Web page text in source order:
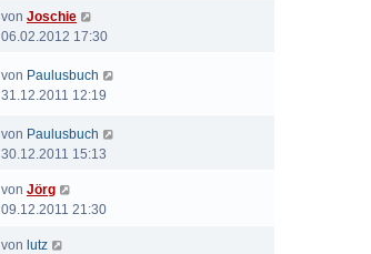
von Joschie
06.02.2012 17:30
von Paulusbuch
31.12.2011 12:19
von Paulusbuch
30.12.2011 15:13
von Jörg
09.12.2011 21:30
von lutz